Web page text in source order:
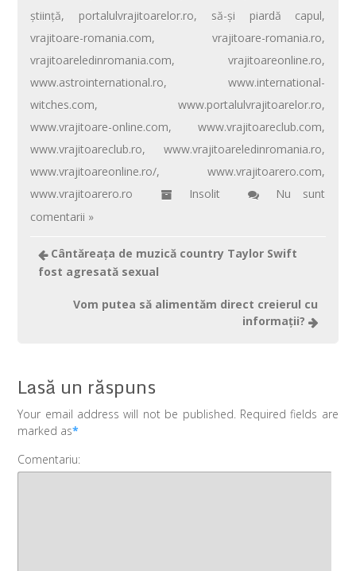
o
k
p ă
ştiinţă, portalulvrajitoarelor.ro, să-şi piardă capul,
vrajitoare-romania.com,vrajitoare-romania.ro,
vrajitoareledinromania.com,vrajitoareonline.ro,
www.astrointernational.ro,www.international-
witches.com,www.portalulvrajitoarelor.ro,
www.vrajitoare-online.com,www.vrajitoareclub.com,
www.vrajitoareclub.ro,www.vrajitoareledinromania.ro,
www.vrajitoareonline.ro/,www.vrajitoarero.com,
www.vrajitoarero.ro
Insolit
Nu sunt
comentarii »
Cântăreaţa de muzică country Taylor Swift
fost agresată sexual
Vom putea să alimentăm direct creierul cu
informaţii?
Lasă un răspuns
Your email address will not be published. Required fields are
marked as*
Comentariu: